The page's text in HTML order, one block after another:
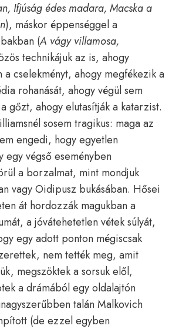
Ifjúság édes madara, Macska a
), máskor éppenséggel a
(A vágy villamosa,
technikájuk az is, ahogy
a cselekményt, ahogy megfékezik a
rohanását, ahogy végül sem
gőzt, ahogy elutasítják a katarzist.
sosem tragikus: maga az
engedi, hogy egyetlen
egy végső eseményben
a borzalmat, mint mondjuk
vagy Oidipusz bukásában. Hősei
át hordozzák magukban a
a jóvátehetetlen vétek súlyát,
egy adott ponton mégiscsak
nem tették meg, amit
megszöktek a sorsuk elől,
a drámából egy oldalajtón
talán Malkovich
(de ezzel egyben